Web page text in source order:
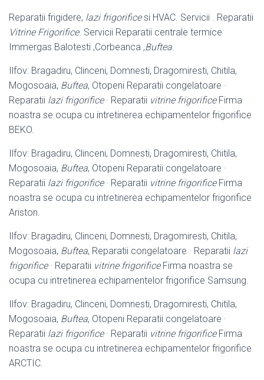
Reparatii frigidere, lazi frigorificesi HVAC. Servicii . Reparatii
Vitrine Frigorifice. Servicii Reparatii centrale termice
Immergas Balotesti ,Corbeanca ,Buftea.
Ilfov: Bragadiru, Clinceni, Domnesti, Dragomiresti, Chitila,
Mogosoaia, Buftea, Otopeni Reparatii congelatoare ·
Reparatii lazi frigorifice· Reparatii vitrine frigorificeFirma
noastra se ocupa cu intretinerea echipamentelor frigorifice
BEKO.
Ilfov: Bragadiru, Clinceni, Domnesti, Dragomiresti, Chitila,
Mogosoaia, Buftea, Otopeni Reparatii congelatoare ·
Reparatii lazi frigorifice· Reparatii vitrine frigorificeFirma
noastra se ocupa cu intretinerea echipamentelor frigorifice
Ariston.
Ilfov: Bragadiru, Clinceni, Domnesti, Dragomiresti, Chitila,
Mogosoaia, Buftea, Reparatii congelatoare · Reparatii lazi
frigorifice· Reparatii vitrine frigorificeFirma noastra se
ocupa cu intretinerea echipamentelor frigorifice Samsung.
Ilfov: Bragadiru, Clinceni, Domnesti, Dragomiresti, Chitila,
Mogosoaia, Buftea, Otopeni Reparatii congelatoare ·
Reparatii lazi frigorifice· Reparatii vitrine frigorificeFirma
noastra se ocupa cu intretinerea echipamentelor frigorifice
ARCTIC.